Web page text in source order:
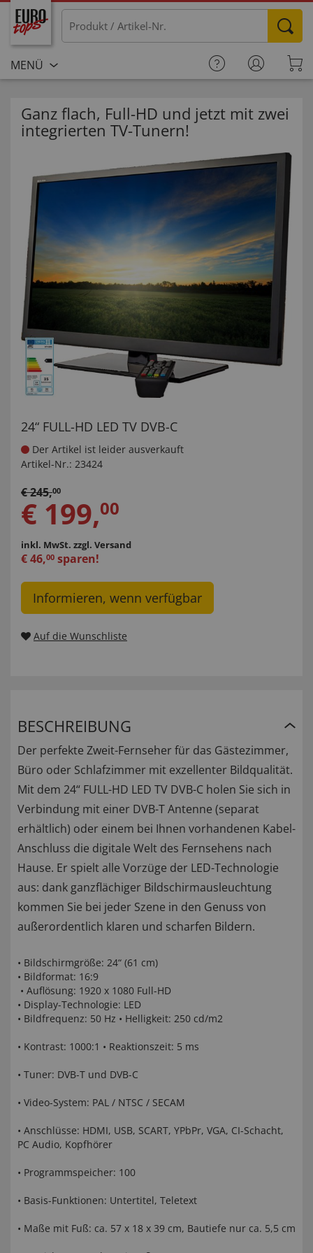
MENÜ
Ganz flach, Full-HD und jetzt mit zwei
integrierten TV-Tunern!
24“ FULL-HD LED TV DVB-C
Der Artikel ist leider ausverkauft
Artikel-Nr.: 23424
€245,00
€ 199,00
inkl. MwSt. zzgl. Versand
€46,00 sparen!
Informieren, wenn verfügbar
Auf die Wunschliste
BESCHREIBUNG
Der perfekte Zweit-Fernseher für das Gästezimmer,
Büro oder Schlafzimmer mit exzellenter Bildqualität.
Mit dem 24“ FULL-HD LED TV DVB-C holen Sie sich in
Verbindung mit einer DVB-T Antenne (separat
erhältlich) oder einem bei Ihnen vorhandenen Kabel-
Anschluss die digitale Welt des Fernsehens nach
Hause. Er spielt alle Vorzüge der LED-Technologie
aus: dank ganzflächiger Bildschirmausleuchtung
kommen Sie bei jeder Szene in den Genuss von
außerordentlich klaren und scharfen Bildern.
• Bildschirmgröße: 24“ (61 cm)
• Bildformat: 16:9
• Auflösung: 1920 x 1080 Full-HD
• Display-Technologie: LED
• Bildfrequenz: 50 Hz • Helligkeit: 250 cd/m2
• Kontrast: 1000:1 • Reaktionszeit: 5 ms
• Tuner: DVB-T und DVB-C
• Video-System: PAL / NTSC / SECAM
• Anschlüsse: HDMI, USB, SCART, YPbPr, VGA, CI-Schacht,
PC Audio, Kopfhörer
• Programmspeicher: 100
• Basis-Funktionen: Untertitel, Teletext
• Maße mit Fuß: ca. 57 x 18 x 39 cm, Bautiefe nur ca. 5,5 cm